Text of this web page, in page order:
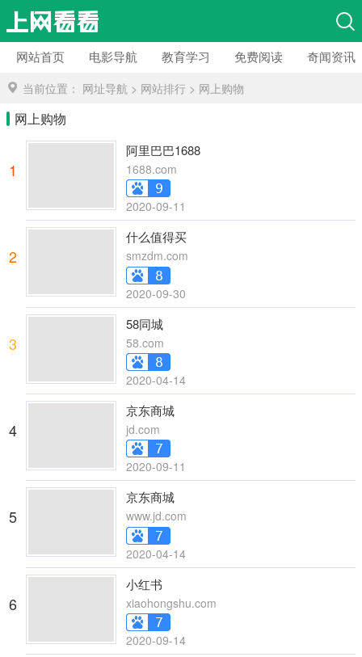
网站首页 电影导航 教育学习 免费阅读 奇闻资讯
当前位置： 网址导航 > 网站排行 > 网上购物
网上购物
1
阿里巴巴1688
1688.com
2020-09-11
2
什么值得买
smzdm.com
2020-09-30
3
58同城
58.com
2020-04-14
4
京东商城
jd.com
2020-09-11
5
京东商城
www.jd.com
2020-04-14
6
小红书
xiaohongshu.com
2020-09-14